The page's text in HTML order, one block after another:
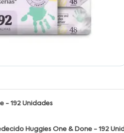
- 192 Unidades
Huggies One & Done - 192